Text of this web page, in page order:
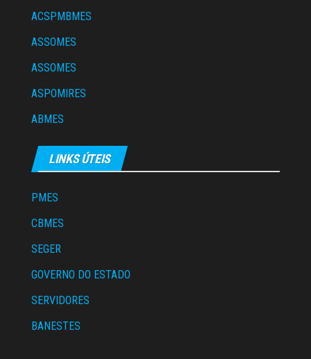
ACSPMBMES
ASSOMES
ASSOMES
ASPOMIRES
ABMES
LINKS ÚTEIS
PMES
CBMES
SEGER
GOVERNO DO ESTADO
SERVIDORES
BANESTES